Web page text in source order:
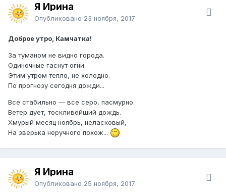
Я Ирина
Опубликовано 23 ноября, 2017
Доброе утро, Камчатка!
За туманом не видно города.
Одиночные гаснут огни.
Этим утром тепло, не холодно.
По прогнозу сегодня дожди...
Все стабильно — все серо, пасмурно.
Ветер дует, тоскливейший дождь.
Хмурый месяц ноябрь, неласковый,
На зверька неручного похож...
Я Ирина
Опубликовано 25 ноября, 2017